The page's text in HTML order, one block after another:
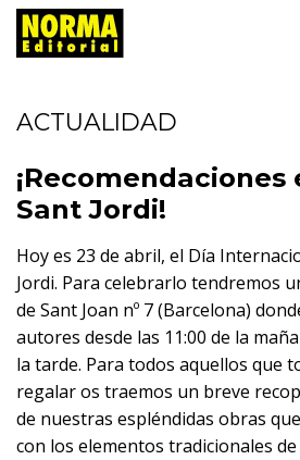
ACTUALIDAD
¡Recomendaciones
Sant Jordi!
Hoy es 23 de abril, el Día
Jordi. Para celebrarlo tendremos
de Sant Joan nº 7 (Barcelona)
autores desde las 11:00 de la
la tarde. Para todos aquellos que
regalar os traemos un breve
de nuestras espléndidas obras
con los elementos tradicionales